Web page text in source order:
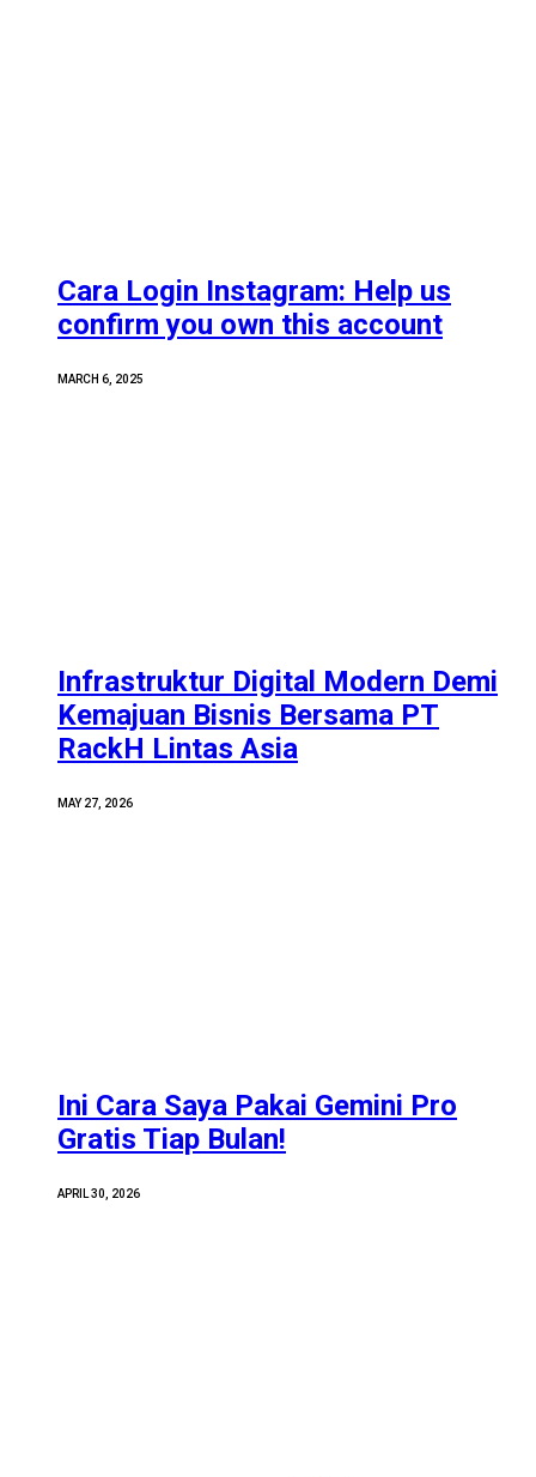
Cara Login Instagram: Help us
confirm you own this account
MARCH 6, 2025
Infrastruktur Digital Modern Demi
Kemajuan Bisnis Bersama PT
RackH Lintas Asia
MAY 27, 2026
Ini Cara Saya Pakai Gemini Pro
Gratis Tiap Bulan!
APRIL 30, 2026